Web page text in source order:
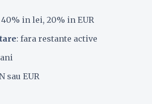
40% in lei, 20% in EUR
: fara restante active
sau EUR